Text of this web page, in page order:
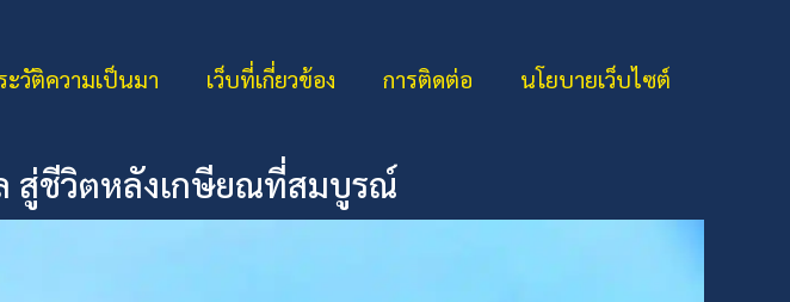
ะวัติความเป็นมา เว็บที่เกี่ยวข้อง การติดต่อ นโยบายเว็บไซต์
สู่ชีวิตหลังเกษียณที่สมบูรณ์